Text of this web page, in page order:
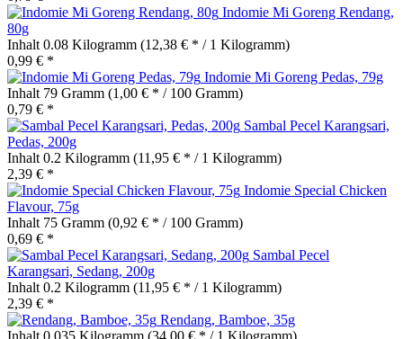
Indomie Mi Goreng Rendang,
80g
Inhalt 0.08 Kilogramm (12,38 € * / 1 Kilogramm)
0,99 € *
Indomie Mi Goreng Pedas, 79g
Inhalt 79 Gramm (1,00 € * / 100 Gramm)
0,79 € *
Sambal Pecel Karangsari,
Pedas, 200g
Inhalt 0.2 Kilogramm (11,95 € * / 1 Kilogramm)
2,39 € *
Indomie Special Chicken
Flavour, 75g
Inhalt 75 Gramm (0,92 € * / 100 Gramm)
0,69 € *
Sambal Pecel
Karangsari, Sedang, 200g
Inhalt 0.2 Kilogramm (11,95 € * / 1 Kilogramm)
2,39 € *
Rendang, Bamboe, 35g
Inhalt 0.035 Kilogramm (34,00 € * / 1 Kilogramm)